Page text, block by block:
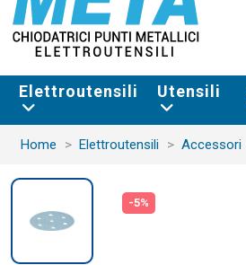
Elettroutensili Utensili
Home Elettroutensili Accessori
-5%